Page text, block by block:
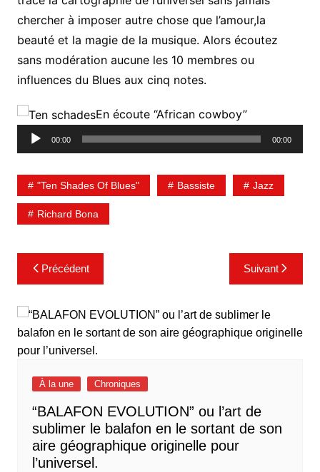
chercher à imposer autre chose que l’amour,la
beauté et la magie de la musique. Alors écoutez
sans modération aucune les 10 membres ou
influences du Blues aux cinq notes.
En écoute “African cowboy”Lecteur
audio
00:00 00:00
"Ten Shades Of Blues" Bassiste Jazz
Richard Bona
Navigation
de
l’article
Précédent Suivant
À la une Chroniques
“BALAFON EVOLUTION” ou l’art de
sublimer le balafon en le sortant de son
aire géographique originelle pour
l’universel.